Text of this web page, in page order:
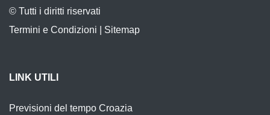
© Tutti i diritti riservati
Termini e Condizioni
Sitemap
LINK UTILI
Previsioni del tempo Croazia